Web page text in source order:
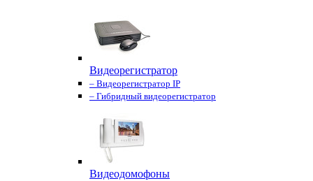
Видеорегистратор
– Видеорегистратор IP
– Гибридный видеорегистратор
Видеодомофоны